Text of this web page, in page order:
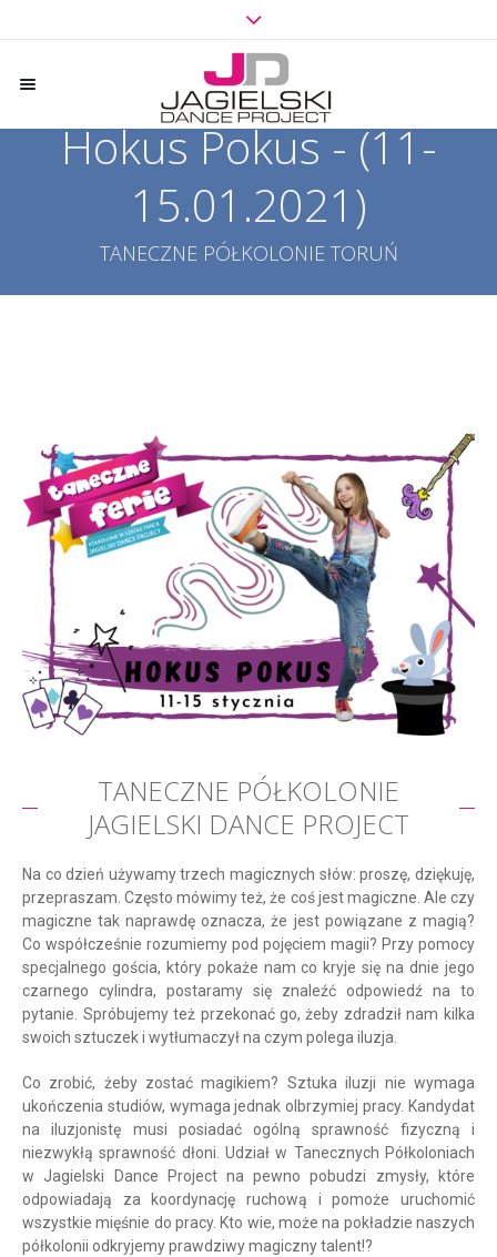
Hokus Pokus - (11-
15.01.2021)
TANECZNE PÓŁKOLONIE TORUŃ
TANECZNE PÓŁKOLONIE
JAGIELSKI DANCE PROJECT
Na co dzień używamy trzech magicznych słów: proszę, dziękuję,
przepraszam. Często mówimy też, że coś jest magiczne. Ale czy
magiczne tak naprawdę oznacza, że jest powiązane z magią?
Co współcześnie rozumiemy pod pojęciem magii? Przy pomocy
specjalnego gościa, który pokaże nam co kryje się na dnie jego
czarnego cylindra, postaramy się znaleźć odpowiedź na to
pytanie. Spróbujemy też przekonać go, żeby zdradził nam kilka
swoich sztuczek i wytłumaczył na czym polega iluzja.
Co zrobić, żeby zostać magikiem? Sztuka iluzji nie wymaga
ukończenia studiów, wymaga jednak olbrzymiej pracy. Kandydat
na iluzjonistę musi posiadać ogólną sprawność fizyczną i
niezwykłą sprawność dłoni. Udział w Tanecznych Półkoloniach
w Jagielski Dance Project na pewno pobudzi zmysły, które
odpowiadają za koordynację ruchową i pomoże uruchomić
wszystkie mięśnie do pracy. Kto wie, może na pokładzie naszych
półkolonii odkryjemy prawdziwy magiczny talent!?